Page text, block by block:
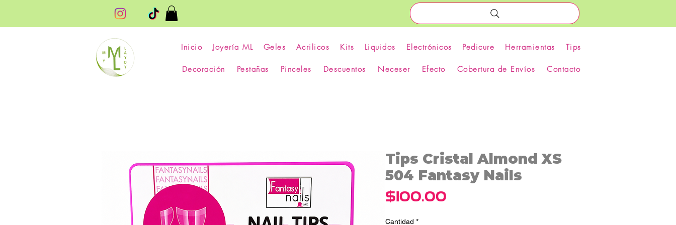
Inicio Joyería ML Geles Acrilicos Kits Liquidos Electrónicos Pedicure Herramientas Tips
Decoración Pestañas Pinceles Descuentos Neceser Efecto Cobertura de Envíos Contacto
Tips Cristal Almond XS
504 Fantasy Nails
$100.00
Cantidad *